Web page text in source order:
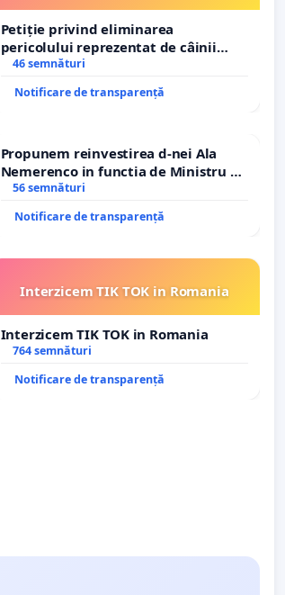
Petiție privind eliminarea
pericolului reprezentat de câinii
agresivi și fără stăpân din comuna
Tunari
46 semnături
Notificare de transparență
Propunem reinvestirea d-nei Ala
Nemerenco in functia de Ministru al
Sanatatii
56 semnături
Notificare de transparență
Interzicem TIK TOK in Romania
Interzicem TIK TOK in Romania
764 semnături
Notificare de transparență